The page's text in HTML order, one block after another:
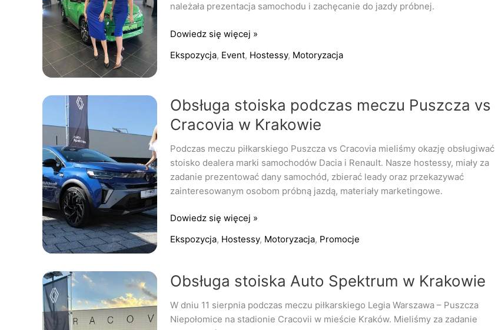
należała prezentacja samochodu i zachęcanie do jazdy próbnej.
Dowiedz się więcej »
Ekspozycja, Event, Hostessy, Motoryzacja
Obsługa stoiska podczas meczu Puszcza vs
Cracovia w Krakowie
Podczas meczu piłkarskiego Puszcza vs Cracovia mieliśmy okazję obsługiwać
stoisko dealera marki samochodów Dacia i Renault. Nasze hostessy, miały za
zadanie prezentować dany samochód, zbierać leady oraz przekazywać
zainteresowanym osobom próbną jazdą, materiały marketingowe.
Obsługa
podczas
meczu
Puszcza
vs
Cracovia
Krakowie
Dowiedz się więcej »
Ekspozycja, Hostessy, Motoryzacja, Promocje
Obsługa stoiska Auto Spektrum w Krakowie
W dniu 11 sierpnia podczas meczu piłkarskiego Legia Warszawa – Puszcza
Niepołomice na stadionie Cracovii w mieście Kraków. Mieliśmy za zadanie
Obsługa
Auto
Spektrum